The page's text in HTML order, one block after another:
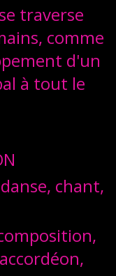
traverse
comme
d'un
à tout le
chant,